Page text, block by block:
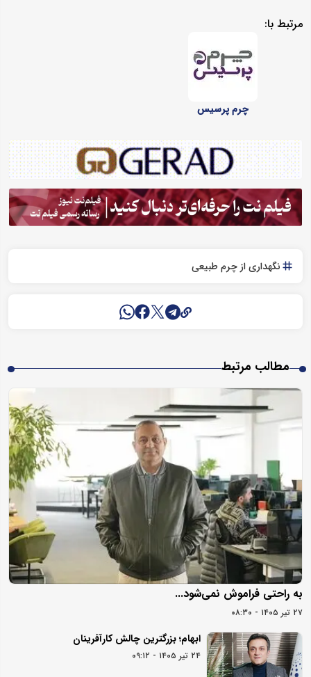
مرتبط با:
چرم پرسیس
نگهداری از چرم طبیعی
مطالب مرتبط
به راحتی فراموش نمی‌شود...
۲۷ تیر ۱۴۰۵ - ۰۸:۳۰
ابهام؛ بزرگترین چالش کارآفرینان
۲۴ تیر ۱۴۰۵ - ۰۹:۱۲